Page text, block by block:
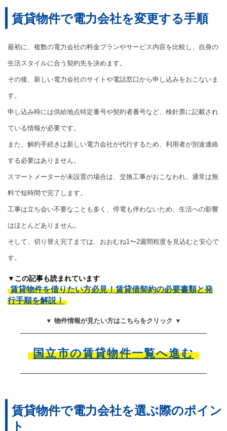
賃貸物件で電力会社を変更する手順
最初に、複数の電力会社の料金プランやサービス内容を比較し、自身の
生活スタイルに合う契約先を決めます。
その後、新しい電力会社のサイトや電話窓口から申し込みをおこないま
す。
申し込み時には供給地点特定番号や契約者番号など、検針票に記載され
ている情報が必要です。
また、解約手続きは新しい電力会社が代行するため、利用者が別途連絡
する必要はありません。
スマートメーターが未設置の場合は、交換工事がおこなわれ、通常は無
料で短時間で完了します。
工事は立ち会い不要なことも多く、停電も伴わないため、生活への影響
はほとんどありません。
そして、切り替え完了までは、おおむね1〜2週間程度を見込むと安心で
す。
▼この記事も読まれています
賃貸物件を借りたい方必見！賃貸借契約の必要書類と発
行手順を解説！
▼ 物件情報が見たい方はこちらをクリック ▼
国立市の賃貸物件一覧へ進む
賃貸物件で電力会社を選ぶ際のポイン
ト